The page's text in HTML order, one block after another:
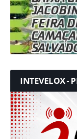
INTEVELOX -